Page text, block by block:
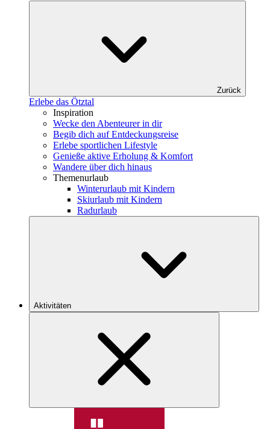
Zurück
Erlebe das Ötztal
Inspiration
Wecke den Abenteurer in dir
Begib dich auf Entdeckungsreise
Erlebe sportlichen Lifestyle
Genieße aktive Erholung & Komfort
Wandere über dich hinaus
Themenurlaub
Winterurlaub mit Kindern
Skiurlaub mit Kindern
Radurlaub
Aktivitäten